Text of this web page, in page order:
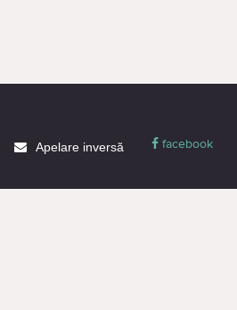
Apelare inversă facebook